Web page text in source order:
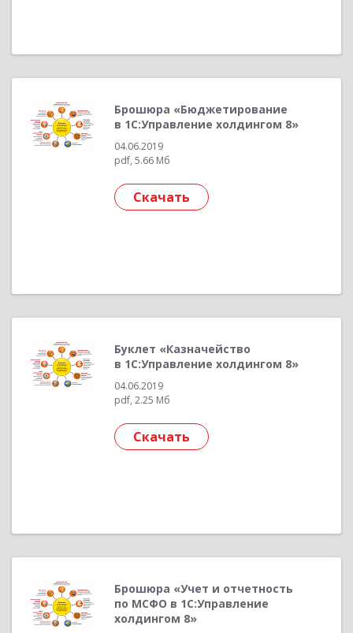
Брошюра «Бюджетирование
в 1С:Управление холдингом 8»
04.06.2019
pdf, 5.66 Мб
Скачать
Буклет «Казначейство
в 1С:Управление холдингом 8»
04.06.2019
pdf, 2.25 Мб
Скачать
Брошюра «Учет и отчетность
по МСФО в 1С:Управление
холдингом 8»